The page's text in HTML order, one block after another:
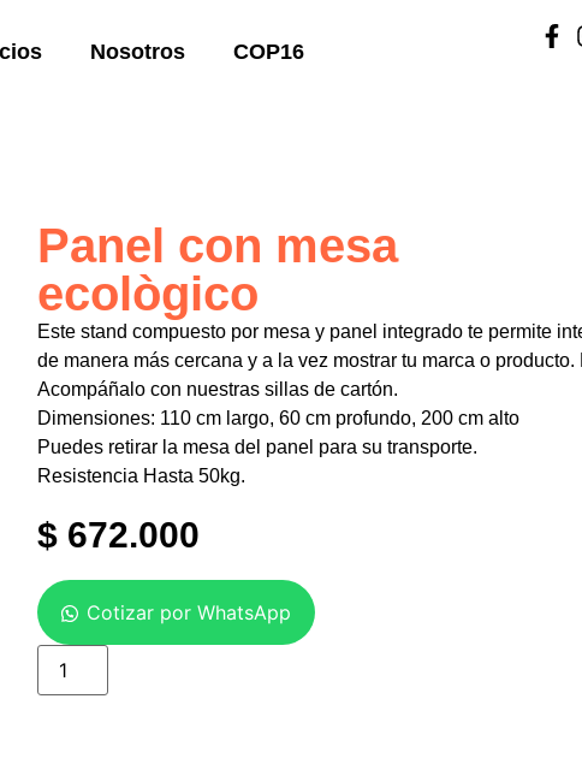
Nosotros COP16
Panel con mesa
ecològico
Este stand compuesto por mesa y panel integrado te permite
de manera más cercana y a la vez mostrar tu marca o
Acompáñalo con nuestras sillas de cartón.
Dimensiones: 110 cm largo, 60 cm profundo, 200 cm alto
Puedes retirar la mesa del panel para su transporte.
Resistencia Hasta 50kg.
$ 672.000
Cotizar por WhatsApp